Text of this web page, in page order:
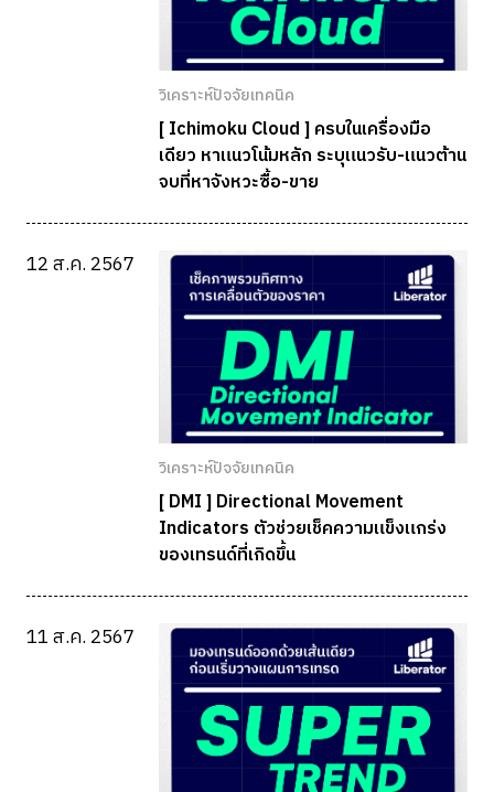
วิเคราะห์ปัจจัยเทคนิค
[ Ichimoku Cloud ] ครบในเครื่องมือ
เดียว หาแนวโน้มหลัก ระบุแนวรับ-แนวต้าน
จบที่หาจังหวะซื้อ-ขาย
12 ส.ค. 2567
วิเคราะห์ปัจจัยเทคนิค
[ DMI ] Directional Movement
Indicators ตัวช่วยเช็คความแข็งแกร่ง
ของเทรนด์ที่เกิดขึ้น
11 ส.ค. 2567